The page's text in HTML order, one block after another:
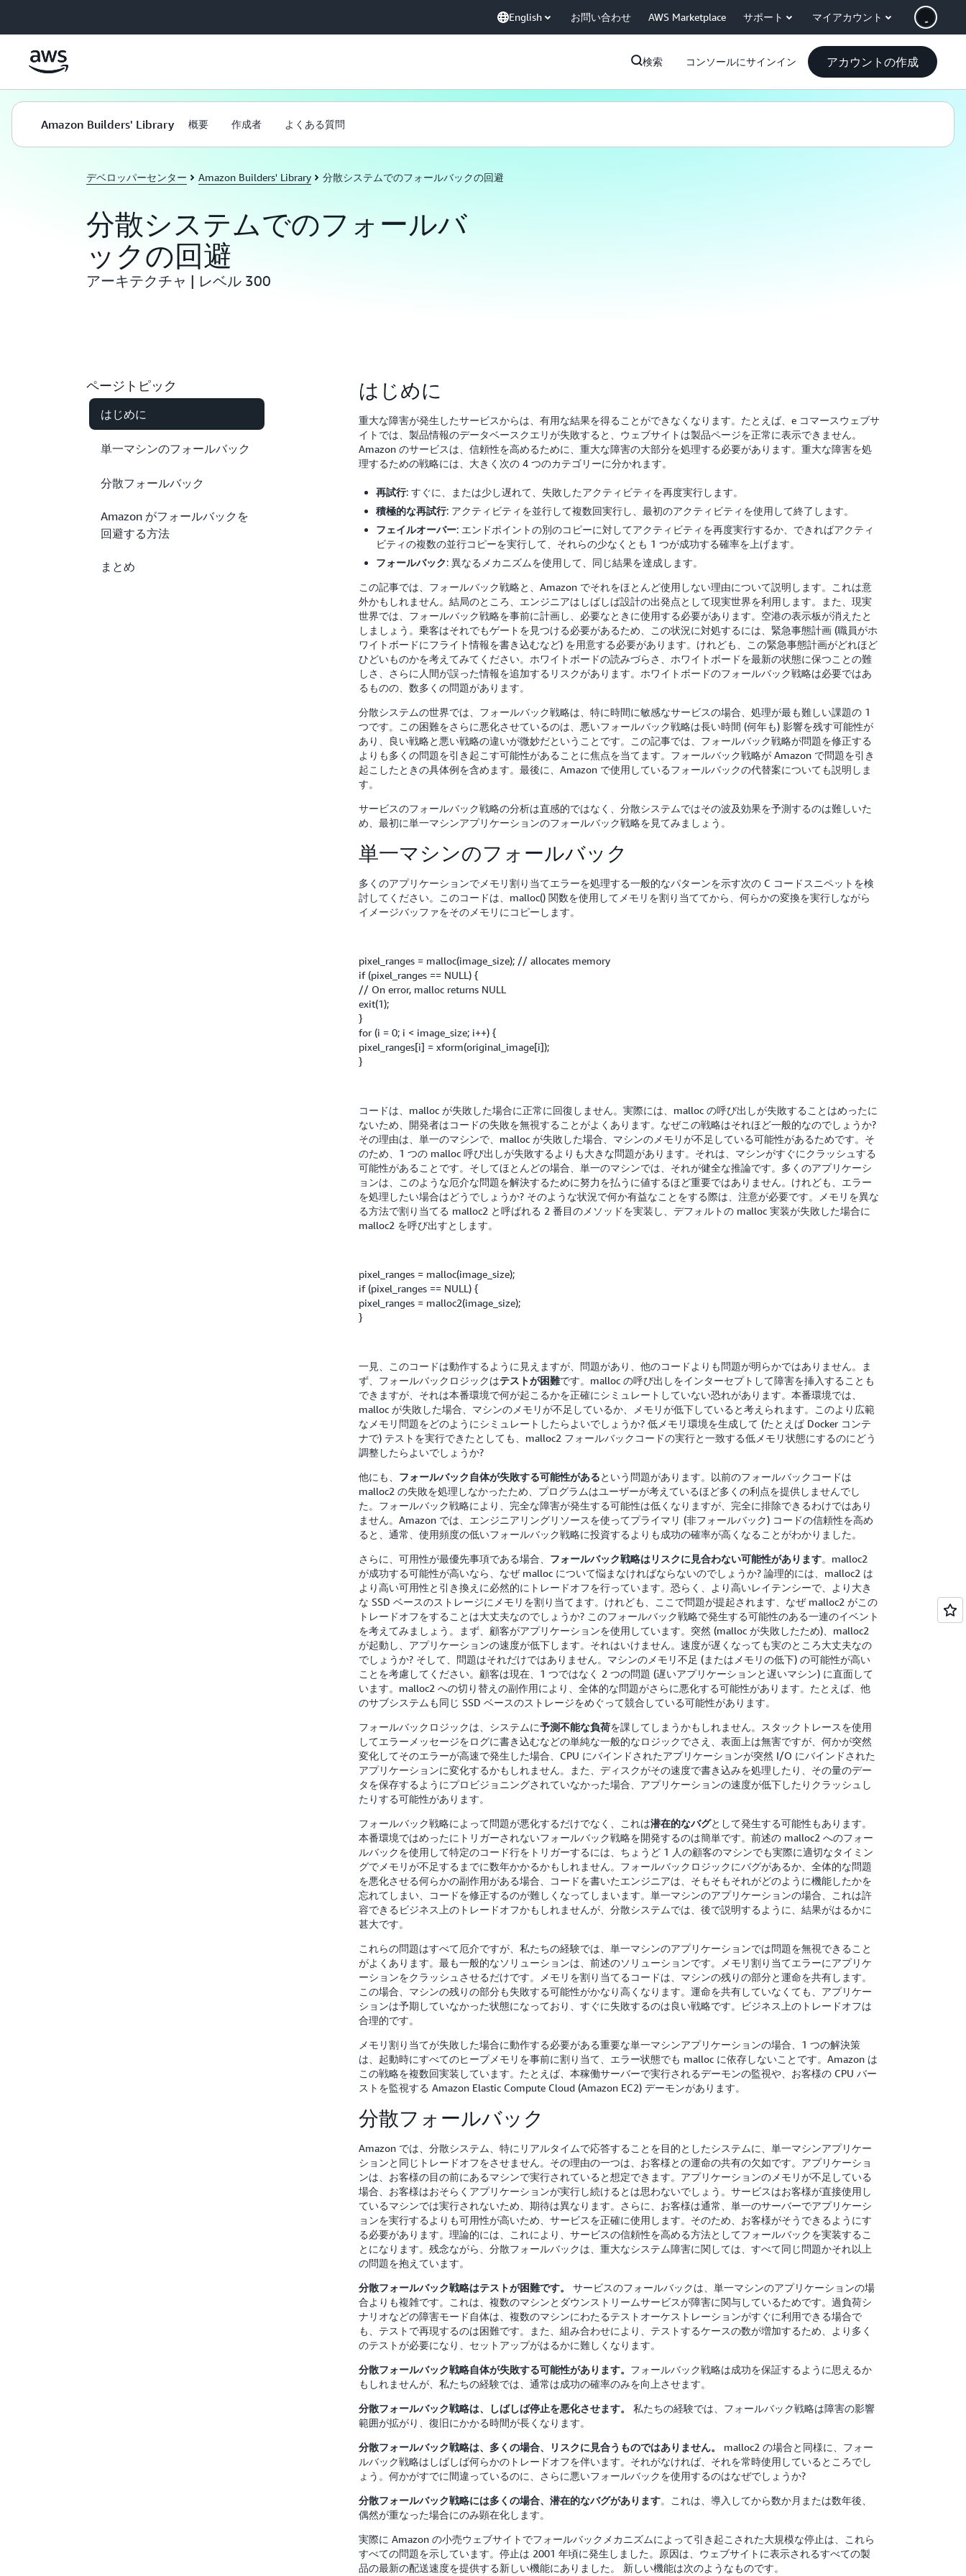
English お問い合わせ AWS Marketplace サポート マイアカウント
検索 コンソールにサインイン アカウントの作成
Amazon Builders' Library 概要 作成者 よくある質問
デベロッパーセンター Amazon Builders' Library 分散システムでのフォールバックの回避
分散システムでのフォールバ
ックの回避
アーキテクチャ | レベル 300
ページトピック
はじめに
単一マシンのフォールバック
分散フォールバック
Amazon がフォールバックを
回避する方法
まとめ
はじめに
重大な障害が発生したサービスからは、有用な結果を得ることができなくなります。たとえば、e コマースウェブサ
イトでは、製品情報のデータベースクエリが失敗すると、ウェブサイトは製品ページを正常に表示できません。
Amazon のサービスは、信頼性を高めるために、重大な障害の大部分を処理する必要があります。重大な障害を処
理するための戦略には、大きく次の 4 つのカテゴリーに分かれます。
再試行: すぐに、または少し遅れて、失敗したアクティビティを再度実行します。
積極的な再試行: アクティビティを並行して複数回実行し、最初のアクティビティを使用して終了します。
フェイルオーバー: エンドポイントの別のコピーに対してアクティビティを再度実行するか、できればアクティ
ビティの複数の並行コピーを実行して、それらの少なくとも 1 つが成功する確率を上げます。
フォールバック: 異なるメカニズムを使用して、同じ結果を達成します。
この記事では、フォールバック戦略と、Amazon でそれをほとんど使用しない理由について説明します。これは意
外かもしれません。結局のところ、エンジニアはしばしば設計の出発点として現実世界を利用します。また、現実
世界では、フォールバック戦略を事前に計画し、必要なときに使用する必要があります。空港の表示板が消えたと
しましょう。乗客はそれでもゲートを見つける必要があるため、この状況に対処するには、緊急事態計画 (職員がホ
ワイトボードにフライト情報を書き込むなど) を用意する必要があります。けれども、この緊急事態計画がどれほど
ひどいものかを考えてみてください。ホワイトボードの読みづらさ、ホワイトボードを最新の状態に保つことの難
しさ、さらに人間が誤った情報を追加するリスクがあります。ホワイトボードのフォールバック戦略は必要ではあ
るものの、数多くの問題があります。
分散システムの世界では、フォールバック戦略は、特に時間に敏感なサービスの場合、処理が最も難しい課題の 1
つです。この困難をさらに悪化させているのは、悪いフォールバック戦略は長い時間 (何年も) 影響を残す可能性が
あり、良い戦略と悪い戦略の違いが微妙だということです。この記事では、フォールバック戦略が問題を修正する
よりも多くの問題を引き起こす可能性があることに焦点を当てます。フォールバック戦略が Amazon で問題を引き
起こしたときの具体例を含めます。最後に、Amazon で使用しているフォールバックの代替案についても説明しま
す。
サービスのフォールバック戦略の分析は直感的ではなく、分散システムではその波及効果を予測するのは難しいた
め、最初に単一マシンアプリケーションのフォールバック戦略を見てみましょう。
単一マシンのフォールバック
多くのアプリケーションでメモリ割り当てエラーを処理する一般的なパターンを示す次の C コードスニペットを検
討してください。このコードは、malloc() 関数を使用してメモリを割り当ててから、何らかの変換を実行しながら
イメージバッファをそのメモリにコピーします。
pixel_ranges = malloc(image_size); // allocates memory
if (pixel_ranges == NULL) {
// On error, malloc returns NULL
exit(1);
}
for (i = 0; i < image_size; i++) {
pixel_ranges[i] = xform(original_image[i]);
}
コードは、malloc が失敗した場合に正常に回復しません。実際には、malloc の呼び出しが失敗することはめったに
ないため、開発者はコードの失敗を無視することがよくあります。なぜこの戦略はそれほど一般的なのでしょうか?
その理由は、単一のマシンで、malloc が失敗した場合、マシンのメモリが不足している可能性があるためです。そ
のため、1 つの malloc 呼び出しが失敗するよりも大きな問題があります。それは、マシンがすぐにクラッシュする
可能性があることです。そしてほとんどの場合、単一のマシンでは、それが健全な推論です。多くのアプリケーシ
ョンは、このような厄介な問題を解決するために努力を払うに値するほど重要ではありません。けれども、エラー
を処理したい場合はどうでしょうか? そのような状況で何か有益なことをする際は、注意が必要です。メモリを異な
る方法で割り当てる malloc2 と呼ばれる 2 番目のメソッドを実装し、デフォルトの malloc 実装が失敗した場合に
malloc2 を呼び出すとします。
pixel_ranges = malloc(image_size);
if (pixel_ranges == NULL) {
pixel_ranges = malloc2(image_size);
}
一見、このコードは動作するように見えますが、問題があり、他のコードよりも問題が明らかではありません。ま
ず、フォールバックロジックはテストが困難です。malloc の呼び出しをインターセプトして障害を挿入することも
できますが、それは本番環境で何が起こるかを正確にシミュレートしていない恐れがあります。本番環境では、
malloc が失敗した場合、マシンのメモリが不足しているか、メモリが低下していると考えられます。このより広範
なメモリ問題をどのようにシミュレートしたらよいでしょうか? 低メモリ環境を生成して (たとえば Docker コンテ
ナで) テストを実行できたとしても、malloc2 フォールバックコードの実行と一致する低メモリ状態にするのにどう
調整したらよいでしょうか?
他にも、
フォールバック自体が失敗する可能性があるという問題があります。以前のフォールバックコードは
malloc2 の失敗を処理しなかったため、プログラムはユーザーが考えているほど多くの利点を提供しませんでし
た。フォールバック戦略により、完全な障害が発生する可能性は低くなりますが、完全に排除できるわけではあり
ません。Amazon では、エンジニアリングリソースを使ってプライマリ (非フォールバック) コードの信頼性を高め
ると、通常、使用頻度の低いフォールバック戦略に投資するよりも成功の確率が高くなることがわかりました。
さらに、可用性が最優先事項である場合、
フォールバック戦略はリスクに見合わない可能性があります。malloc2
が成功する可能性が高いなら、なぜ malloc について悩まなければならないのでしょうか? 論理的には、malloc2 は
より高い可用性と引き換えに必然的にトレードオフを行っています。恐らく、より高いレイテンシーで、より大き
な SSD ベースのストレージにメモリを割り当てます。けれども、ここで問題が提起されます、なぜ malloc2 がこの
トレードオフをすることは大丈夫なのでしょうか? このフォールバック戦略で発生する可能性のある一連のイベント
を考えてみましょう。まず、顧客がアプリケーションを使用しています。突然 (malloc が失敗したため)、malloc2
が起動し、アプリケーションの速度が低下します。それはいけません。速度が遅くなっても実のところ大丈夫なの
でしょうか? そして、問題はそれだけではありません。マシンのメモリ不足 (またはメモリの低下) の可能性が高い
ことを考慮してください。顧客は現在、1 つではなく 2 つの問題 (遅いアプリケーションと遅いマシン) に直面して
います。malloc2 への切り替えの副作用により、全体的な問題がさらに悪化する可能性があります。たとえば、他
のサブシステムも同じ SSD ベースのストレージをめぐって競合している可能性があります。
フォールバックロジックは、システムに予測不能な負荷を課してしまうかもしれません。スタックトレースを使用
してエラーメッセージをログに書き込むなどの単純な一般的なロジックでさえ、表面上は無害ですが、何かが突然
変化してそのエラーが高速で発生した場合、CPU にバインドされたアプリケーションが突然 I/O にバインドされた
アプリケーションに変化するかもしれません。また、ディスクがその速度で書き込みを処理したり、その量のデー
タを保存するようにプロビジョニングされていなかった場合、アプリケーションの速度が低下したりクラッシュし
たりする可能性があります。
フォールバック戦略によって問題が悪化するだけでなく、これは潜在的なバグとして発生する可能性もあります。
本番環境ではめったにトリガーされないフォールバック戦略を開発するのは簡単です。前述の malloc2 へのフォー
ルバックを使用して特定のコード行をトリガーするには、ちょうど 1 人の顧客のマシンでも実際に適切なタイミン
グでメモリが不足するまでに数年かかるかもしれません。フォールバックロジックにバグがあるか、全体的な問題
を悪化させる何らかの副作用がある場合、コードを書いたエンジニアは、そもそもそれがどのように機能したかを
忘れてしまい、コードを修正するのが難しくなってしまいます。単一マシンのアプリケーションの場合、これは許
容できるビジネス上のトレードオフかもしれませんが、分散システムでは、後で説明するように、結果がはるかに
甚大です。
これらの問題はすべて厄介ですが、私たちの経験では、単一マシンのアプリケーションでは問題を無視できること
がよくあります。最も一般的なソリューションは、前述のソリューションです。メモリ割り当てエラーにアプリケ
ーションをクラッシュさせるだけです。メモリを割り当てるコードは、マシンの残りの部分と運命を共有します。
この場合、マシンの残りの部分も失敗する可能性がかなり高くなります。運命を共有していなくても、アプリケー
ションは予期していなかった状態になっており、すぐに失敗するのは良い戦略です。ビジネス上のトレードオフは
合理的です。
メモリ割り当てが失敗した場合に動作する必要がある重要な単一マシンアプリケーションの場合、1 つの解決策
は、起動時にすべてのヒープメモリを事前に割り当て、エラー状態でも malloc に依存しないことです。Amazon は
この戦略を複数回実装しています。たとえば、本稼働サーバーで実行されるデーモンの監視や、お客様の CPU バー
ストを監視する Amazon Elastic Compute Cloud (Amazon EC2) デーモンがあります。
分散フォールバック
Amazon では、分散システム、特にリアルタイムで応答することを目的としたシステムに、単一マシンアプリケー
ションと同じトレードオフをさせません。その理由の一つは、お客様との運命の共有の欠如です。アプリケーショ
ンは、お客様の目の前にあるマシンで実行されていると想定できます。アプリケーションのメモリが不足している
場合、お客様はおそらくアプリケーションが実行し続けるとは思わないでしょう。サービスはお客様が直接使用し
ているマシンでは実行されないため、期待は異なります。さらに、お客様は通常、単一のサーバーでアプリケーシ
ョンを実行するよりも可用性が高いため、サービスを正確に使用します。そのため、お客様がそうできるようにす
る必要があります。理論的には、これにより、サービスの信頼性を高める方法としてフォールバックを実装するこ
とになります。残念ながら、分散フォールバックは、重大なシステム障害に関しては、すべて同じ問題かそれ以上
の問題を抱えています。
分散フォールバック戦略はテストが困難です。
サービスのフォールバックは、単一マシンのアプリケーションの場
合よりも複雑です。これは、複数のマシンとダウンストリームサービスが障害に関与しているためです。過負荷シ
ナリオなどの障害モード自体は、複数のマシンにわたるテストオーケストレーションがすぐに利用できる場合で
も、テストで再現するのは困難です。また、組み合わせにより、テストするケースの数が増加するため、より多く
のテストが必要になり、セットアップがはるかに難しくなります。
分散フォールバック戦略自体が失敗する可能性があります。 フォールバック戦略は成功を保証するように思えるか
もしれませんが、私たちの経験では、通常は成功の確率のみを向上させます。
分散フォールバック戦略は、しばしば停止を悪化させます。
私たちの経験では、フォールバック戦略は障害の影響
範囲が拡がり、復旧にかかる時間が長くなります。
分散フォールバック戦略は、多くの場合、リスクに見合うものではありません。
malloc2 の場合と同様に、フォー
ルバック戦略はしばしば何らかのトレードオフを伴います。それがなければ、それを常時使用しているところでし
ょう。何かがすでに間違っているのに、さらに悪いフォールバックを使用するのはなぜでしょうか?
分散フォールバック戦略には多くの場合、潜在的なバグがあります。これは、導入してから数か月または数年後、
偶然が重なった場合にのみ顕在化します。
実際に Amazon の小売ウェブサイトでフォールバックメカニズムによって引き起こされた大規模な停止は、これら
すべての問題を示しています。停止は 2001 年頃に発生しました。原因は、ウェブサイトに表示されるすべての製
品の最新の配送速度を提供する新しい機能にありました。 新しい機能は次のようなものです。